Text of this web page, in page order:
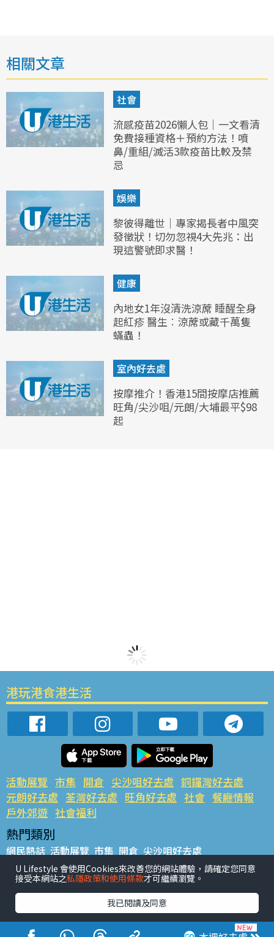
相關文章
社會
流感疫苗2026懶人包｜一文看清
免費接種資格＋預約方法！噴
鼻/重組/滅活3款疫苗比較及禁
忌
娛樂
黎彼得離世｜專家揭長者中風突
發徵狀！切勿忽視4大先兆：出
現這警號即求醫！
健康
內地女1年沒清洗涼蓆 睡醒全身
起紅疹 醫生︰涼蓆或藏千萬隻
蟎蟲！
室內好去處
按摩推介！香港15間按摩店推薦
旺角/尖沙咀/元朗/大埔最平$98
起
港玩港食港生活
活動展覽 市集 開倉 尖沙咀好去處 銅鑼灣好去處
元朗好去處 荃灣好去處 旺角好去處 社會 餐廳情報
戶外郊遊 社會福利
熱門類別
網民熱話 活動展覽 市集 開倉 尖沙咀好去處
銅鑼灣好去處 元朗好去處 荃灣好去處 旺角好去處 社會
餐廳情報 戶外郊遊
熱門標籤
#UGO搵好去處 #人氣活動推介 #美食社群熱話
#親子玩樂好去處
#ULifestyle應用程式 #限時搶
U Lifestyle 會使用Cookies來改善您的網站體驗，請確定您同意
接受本網站之私隱政策和使用條款才可繼續瀏覽。
我已閱讀及同意